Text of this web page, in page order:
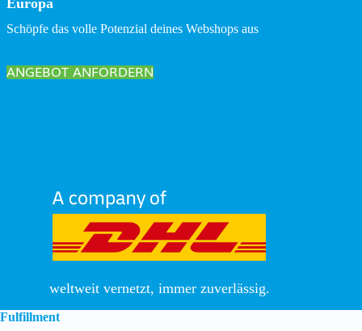
Europa
Schöpfe das volle Potenzial deines Webshops aus
ANGEBOT ANFORDERN
weltweit vernetzt, immer zuverlässig.
Fulfillment